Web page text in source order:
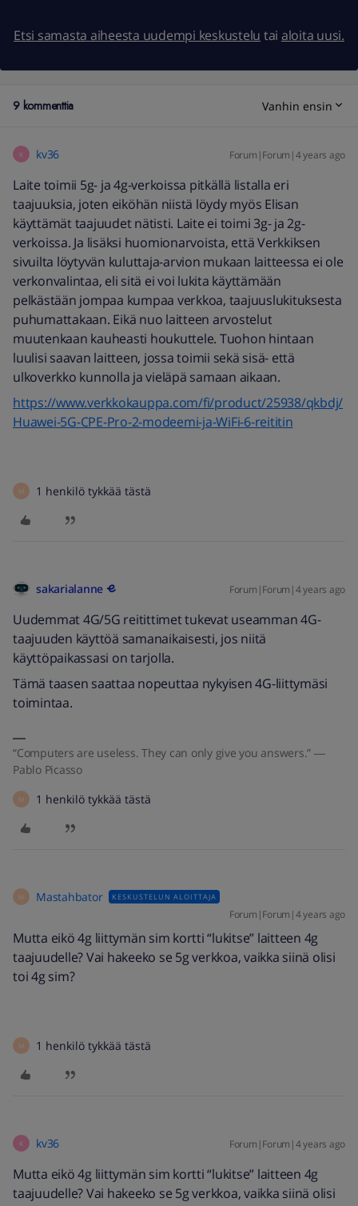
Etsi samasta aiheesta uudempi keskustelu tai aloita uusi.
9 kommenttia Vanhin ensin
K kv36 Forum|Forum|4 years ago
Laite toimii 5g- ja 4g-verkoissa pitkällä listalla eri
taajuuksia, joten eiköhän niistä löydy myös Elisan
käyttämät taajuudet nätisti. Laite ei toimi 3g- ja 2g-
verkoissa. Ja lisäksi huomionarvoista, että Verkkiksen
sivuilta löytyvän kuluttaja-arvion mukaan laitteessa ei ole
verkonvalintaa, eli sitä ei voi lukita käyttämään
pelkästään jompaa kumpaa verkkoa, taajuuslukituksesta
puhumattakaan. Eikä nuo laitteen arvostelut
muutenkaan kauheasti houkuttele. Tuohon hintaan
luulisi saavan laitteen, jossa toimii sekä sisä- että
ulkoverkko kunnolla ja vieläpä samaan aikaan.
https://www.verkkokauppa.com/fi/product/25938/qkbdj/
Huawei-5G-CPE-Pro-2-modeemi-ja-WiFi-6-reititin
M 1 henkilö tykkää tästä
sakarialanne Forum|Forum|4 years ago
Uudemmat 4G/5G reitittimet tukevat useamman 4G-
taajuuden käyttöä samanaikaisesti, jos niitä
käyttöpaikassasi on tarjolla.
Tämä taasen saattaa nopeuttaa nykyisen 4G-liittymäsi
toimintaa.
“Computers are useless. They can only give you answers.” ―
Pablo Picasso
M 1 henkilö tykkää tästä
M Mastahbator KESKUSTELUN ALOITTAJA
Forum|Forum|4 years ago
Mutta eikö 4g liittymän sim kortti “lukitse” laitteen 4g
taajuudelle? Vai hakeeko se 5g verkkoa, vaikka siinä olisi
toi 4g sim?
M 1 henkilö tykkää tästä
K kv36 Forum|Forum|4 years ago
Mutta eikö 4g liittymän sim kortti “lukitse” laitteen 4g
taajuudelle? Vai hakeeko se 5g verkkoa, vaikka siinä olisi